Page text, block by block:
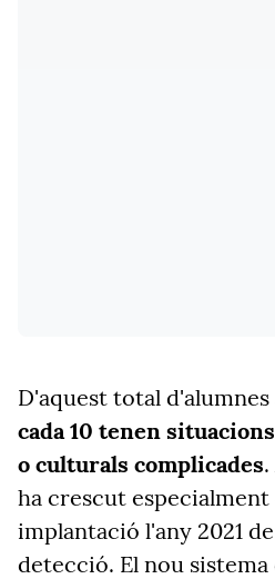
D'aquest total d'alumnes
cada 10 tenen
o culturals complicades
ha crescut especialment
implantació l'any 2021
detecció. El nou